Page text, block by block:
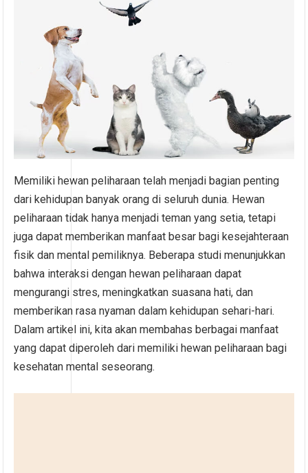
Memiliki hewan peliharaan telah menjadi bagian penting
dari kehidupan banyak orang di seluruh dunia. Hewan
peliharaan tidak hanya menjadi teman yang setia, tetapi
juga dapat memberikan manfaat besar bagi kesejahteraan
fisik dan mental pemiliknya. Beberapa studi menunjukkan
bahwa interaksi dengan hewan peliharaan dapat
mengurangi stres, meningkatkan suasana hati, dan
memberikan rasa nyaman dalam kehidupan sehari-hari.
Dalam artikel ini, kita akan membahas berbagai manfaat
yang dapat diperoleh dari memiliki hewan peliharaan bagi
kesehatan mental seseorang.